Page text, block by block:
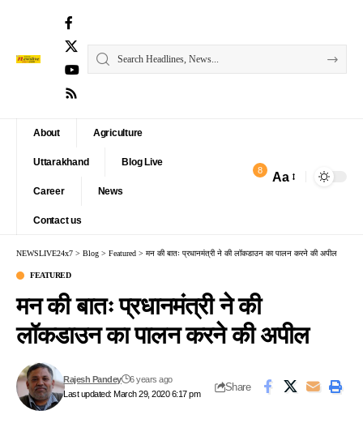
About Agriculture
Uttarakhand Blog Live
Career News
Contact us
8 Aa
NEWSLIVE24x7 > Blog > Featured > मन की बातः प्रधानमंत्री ने की लॉकडाउन का पालन करने की अपील
FEATURED
मन की बातः प्रधानमंत्री ने की
लॉकडाउन का पालन करने की अपील
Last updated: March 29, 2020 6:17 pm
Rajesh Pandey 6 years ago
Share